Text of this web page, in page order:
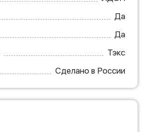
Да
Да
Тэкс
Сделано в России